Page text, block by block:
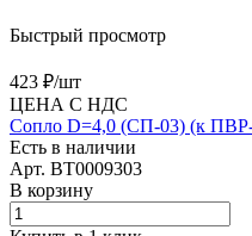
Быстрый просмотр
423 ₽/шт
ЦЕНА С НДС
Сопло D=4,0 (СП-03) (к ПВР-
Есть в наличии
Арт. BT0009303
В корзину